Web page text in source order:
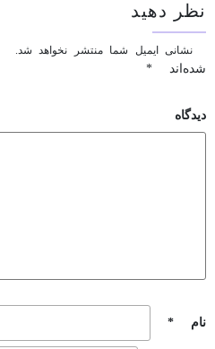
نظر دهید
نشانی ایمیل شما منتشر نخواهد شد.
شده‌اند
*
دیدگاه
نام *